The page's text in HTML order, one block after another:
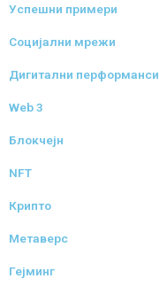
Успешни примери
Социјални мрежи
Дигитални перформанси
Web 3
Блокчејн
NFT
Крипто
Метаверс
Гејминг